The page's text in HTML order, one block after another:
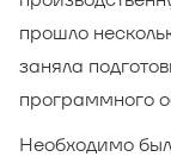
прошло
заняла
программного
Необходимо